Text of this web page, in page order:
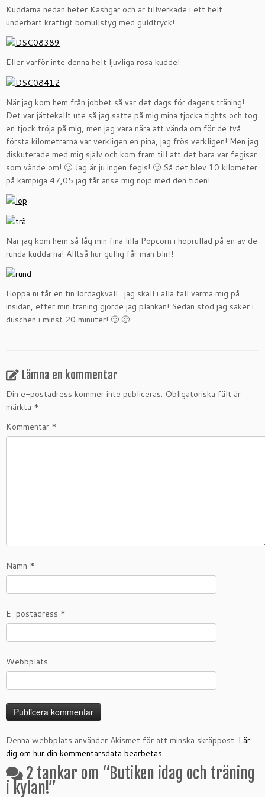
Kuddarna nedan heter Kashgar och är tillverkade i ett helt
underbart kraftigt bomullstyg med guldtryck!
Eller varför inte denna helt ljuvliga rosa kudde!
När jag kom hem från jobbet så var det dags för dagens träning!
Det var jättekallt ute så jag satte på mig mina tjocka tights och tog
en tjock tröja på mig, men jag vara nära att vända om för de två
första kilometrarna var verkligen en pina, jag frös verkligen! Men jag
diskuterade med mig själv och kom fram till att det bara var fegisar
som vände om! 🙂 Jag är ju ingen fegis! 🙂 Så det blev 10 kilometer
på kämpiga 47,05 jag får anse mig nöjd med den tiden!
När jag kom hem så låg min fina lilla Popcorn i hoprullad på en av de
runda kuddarna! Alltså hur gullig får man blir!!
Hoppa ni får en fin lördagkväll…jag skall i alla fall värma mig på
insidan, efter min träning gjorde jag plankan! Sedan stod jag säker i
duschen i minst 20 minuter! 🙂 🙂
Lämna en kommentar
Din e-postadress kommer inte publiceras. Obligatoriska fält är
märkta *
Kommentar *
Namn *
E-postadress *
Webbplats
Denna webbplats använder Akismet för att minska skräppost. Lär
dig om hur din kommentarsdata bearbetas.
2 tankar om “Butiken idag och träning
i kylan!”